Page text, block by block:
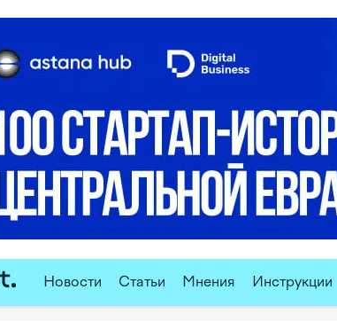
Новости Статьи Мнения Инструкции